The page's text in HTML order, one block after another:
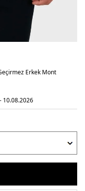
Erkek Mont
10.08.2026